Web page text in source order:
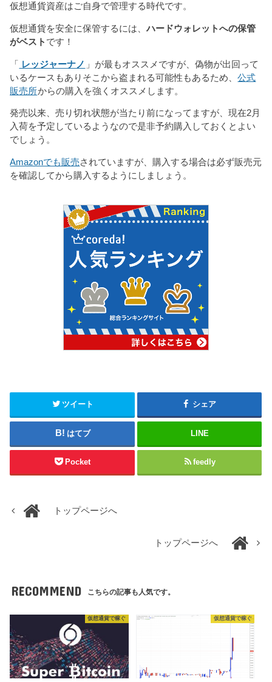
仮想通貨資産はご自身で管理する時代です。
仮想通貨を安全に保管するには、ハードウォレットへの保管
がベスト です！
「 レッジャーナノ 」が最もオススメですが、偽物が出回って
いるケースもありそこから盗まれる可能性もあるため、公式
販売所からの購入を強くオススメします。
発売以来、売り切れ状態が当たり前になってますが、現在2月
入荷を予定しているようなので是非予約購入しておくとよい
でしょう。
Amazonでも販売されていますが、購入する場合は必ず販売元
を確認してから購入するようにしましょう。
ツイート シェア
はてブ LINE
Pocket feedly
トップページへ
トップページへ
RECOMMEND こちらの記事も人気です。
仮想通貨で稼ぐ 仮想通貨で稼ぐ